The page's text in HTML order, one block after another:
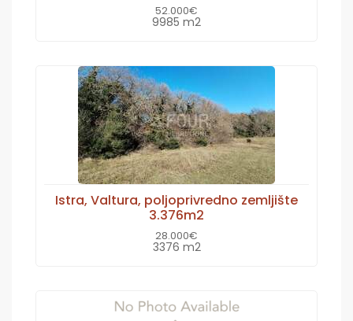
52.000€
9985 m2
Istra, Valtura, poljoprivredno zemljište
3.376m2
28.000€
3376 m2